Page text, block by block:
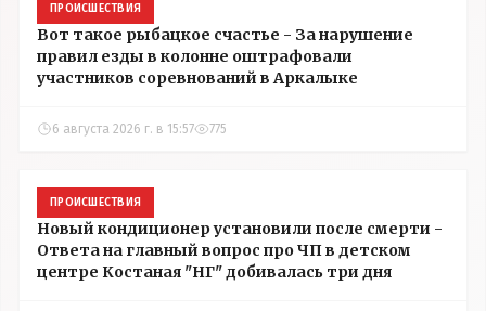
ПРОИСШЕСТВИЯ
Вот такое рыбацкое счастье - За нарушение
правил езды в колонне оштрафовали
участников соревнований в Аркалыке
6 августа 2026 г. в 15:57 775
ПРОИСШЕСТВИЯ
Новый кондиционер установили после смерти -
Ответа на главный вопрос про ЧП в детском
центре Костаная "НГ" добивалась три дня